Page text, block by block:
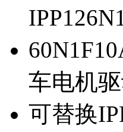
车电机驱
可替换